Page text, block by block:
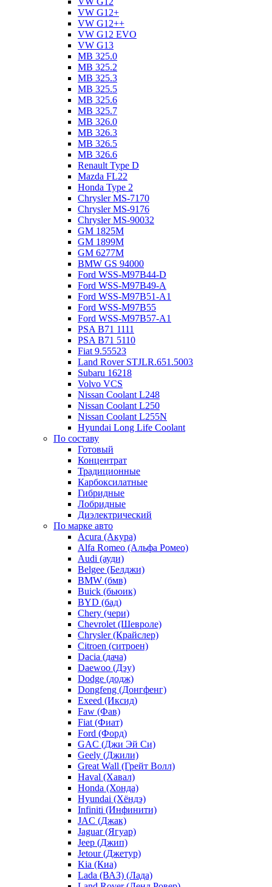
VW G12+
VW G12++
VW G12 EVO
VW G13
MB 325.0
MB 325.2
MB 325.3
MB 325.5
MB 325.6
MB 325.7
MB 326.0
MB 326.3
MB 326.5
MB 326.6
Renault Type D
Mazda FL22
Honda Type 2
Chrysler MS-7170
Chrysler MS-9176
Chrysler MS-90032
GM 1825M
GM 1899M
GM 6277M
BMW GS 94000
Ford WSS-M97B44-D
Ford WSS-M97B49-A
Ford WSS-M97B51-A1
Ford WSS-M97B55
Ford WSS-M97B57-A1
PSA B71 1111
PSA B71 5110
Fiat 9.55523
Land Rover STJLR.651.5003
Subaru 16218
Volvo VCS
Nissan Coolant L248
Nissan Coolant L250
Nissan Coolant L255N
Hyundai Long Life Coolant
По составу
Готовый
Концентрат
Традиционные
Карбоксилатные
Гибридные
Лобридные
Диэлектрический
По марке авто
Acura (Акура)
Alfa Romeo (Альфа Ромео)
Audi (ауди)
Belgee (Белджи)
BMW (бмв)
Buick (бьюик)
BYD (бад)
Chery (чери)
Chevrolet (Шевроле)
Chrysler (Крайслер)
Citroen (ситроен)
Dacia (дача)
Daewoo (Дэу)
Dodge (додж)
Dongfeng (Донгфенг)
Exeed (Иксид)
Faw (Фав)
Fiat (Фиат)
Ford (Форд)
GAC (Джи Эй Си)
Geely (Джили)
Great Wall (Грейт Волл)
Haval (Хавал)
Honda (Хонда)
Hyundai (Хёндэ)
Infiniti (Инфинити)
JAC (Джак)
Jaguar (Ягуар)
Jeep (Джип)
Jetour (Джетур)
Kia (Киа)
Lada (ВАЗ) (Лада)